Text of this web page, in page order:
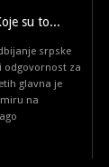
su to...
srpske
odgovornost za
glavna je
na